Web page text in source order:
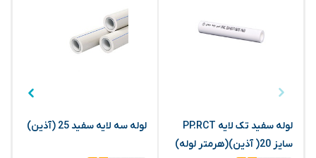
لوله سفید تک لایه PP.RCT
سایز 20( آذین)(هرمتر لوله)
لوله سه لایه سفید 25 (آذین)